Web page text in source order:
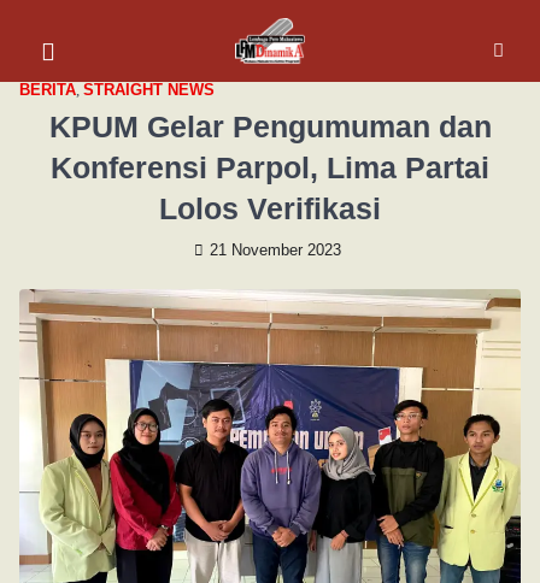
BERITA, STRAIGHT NEWS
KPUM Gelar Pengumuman dan
Konferensi Parpol, Lima Partai
Lolos Verifikasi
21 November 2023